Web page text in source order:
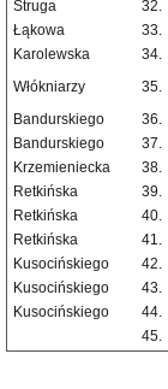
Struga
32.
Łąkowa
33.
Karolewska
34.
Włókniarzy
35.
Bandurskiego 36.
Bandurskiego
37.
Krzemieniecka
38.
Retkińska
39.
Retkińska
40.
Retkińska
41.
Kusocińskiego
42.
Kusocińskiego
43.
Kusocińskiego
44.
45.